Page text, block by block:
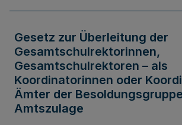
Gesetz zur Überleitung der
Gesamtschulrektorinnen,
Gesamtschulrektoren – als
Koordinatorinnen oder
Ämter der
Amtszulage